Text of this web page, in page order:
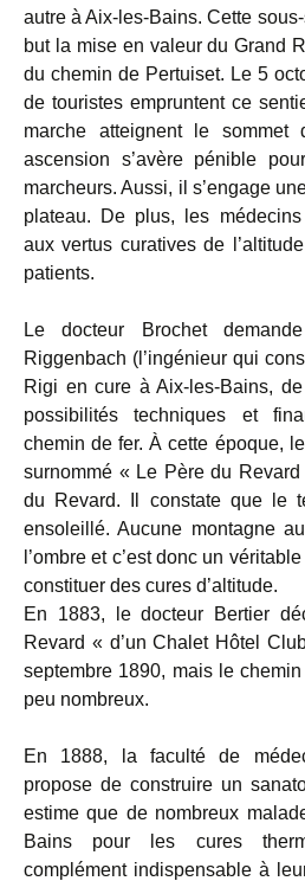
autre à Aix-les-Bains. Cette
but la mise en valeur du Grand
du chemin de Pertuiset. Le 5
de touristes empruntent ce
marche atteignent le sommet
ascension s’avère pénible
marcheurs. Aussi, il s’engage
plateau. De plus, les
aux vertus curatives de
patients.
Le docteur Brochet
Riggenbach (l’ingénieur qui
Rigi en cure à Aix-les-Bains,
possibilités techniques et
chemin de fer. À cette époque,
surnommé « Le Père du
du Revard. Il constate que le
ensoleillé. Aucune montagne
l’ombre et c’est donc un
constituer des cures d’altitude.
En 1883, le docteur Bertier
Revard « d’un Chalet Hôtel
septembre 1890, mais le
peu nombreux.
En 1888, la faculté de
propose de construire un
estime que de nombreux
Bains pour les cures
complément indispensable à